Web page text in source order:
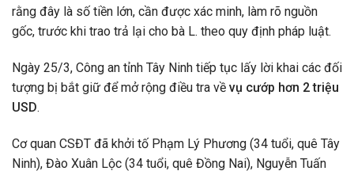
rằng đây là số tiền lớn, cần được xác minh, làm rõ nguồn
gốc, trước khi trao trả lại cho bà L. theo quy định pháp luật.
Ngày 25/3, Công an tỉnh Tây Ninh tiếp tục lấy lời khai các đối
tượng bị bắt giữ để mở rộng điều tra về vụ cướp hơn 2 triệu
USD.
Cơ quan CSĐT đã khởi tố Phạm Lý Phương (34 tuổi, quê Tây
Ninh), Đào Xuân Lộc (34 tuổi, quê Đồng Nai), Nguyễn Tuấn